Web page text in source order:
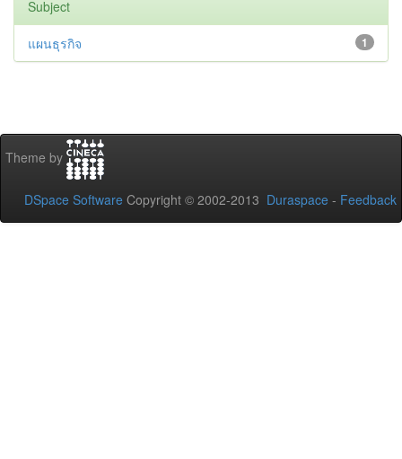
Subject
1
แผนธุรกิจ
Theme by
DSpace Software Copyright © 2002-2013 Duraspace - Feedback